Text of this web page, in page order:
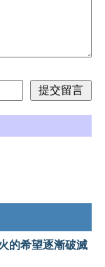
的希望逐漸破滅